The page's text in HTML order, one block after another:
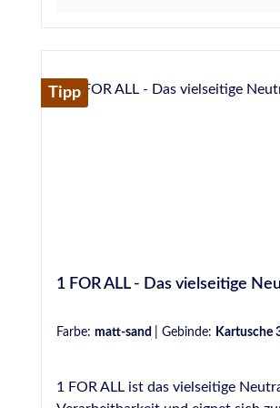
Rosenheim Konform zur
Farbtöne von OTTOSEAL® S 70 -
Tipp
1 FOR ALL - Das vielseitige
Farbe: matt-sand Gebinde: Kartusche
1 FOR ALL ist das vielseitige